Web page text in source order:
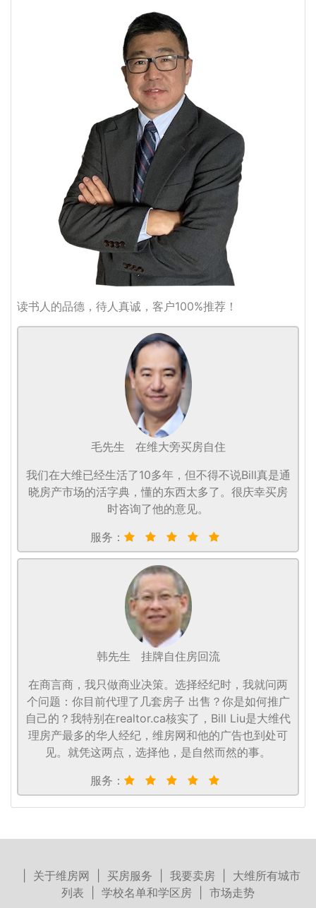
读书人的品德，待人真诚，客户100%推荐！
毛先生
在维大旁买房自住
我们在大维已经生活了10多年，但不得不说Bill真是通
晓房产市场的活字典，懂的东西太多了。很庆幸买房
时咨询了他的意见。
服务：
韩先生
挂牌自住房回流
在商言商，我只做商业决策。选择经纪时，我就问两
个问题：你目前代理了几套房子 出售？你是如何推广
自己的？我特别在realtor.ca核实了，Bill Liu是大维代
理房产最多的华人经纪，维房网和他的广告也到处可
见。就凭这两点，选择他，是自然而然的事。
服务：
关于维房网 买房服务 我要卖房
大维所有城市
列表
学校名单和学区房 市场走势